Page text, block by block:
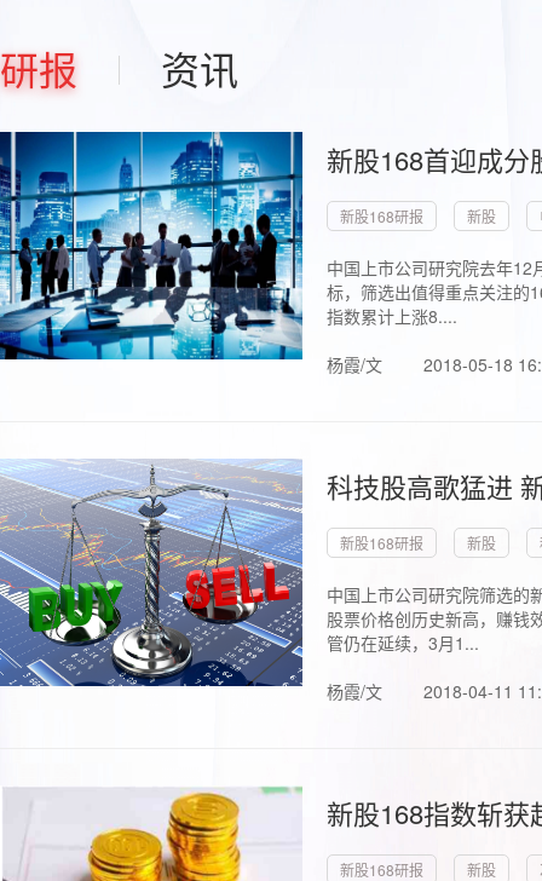
研报 资讯
新股168首迎成
新股168研报 新股
中国上市公司研究院去年
标，筛选出值得重点关注的
指数累计上涨8....
杨霞/文
2018-05-18
科技股高歌猛进
新股168研报 新股
中国上市公司研究院筛选的
股票价格创历史新高，赚钱
管仍在延续，3月1...
杨霞/文
2018-04-11
新股168指数斩
新股168研报 新股